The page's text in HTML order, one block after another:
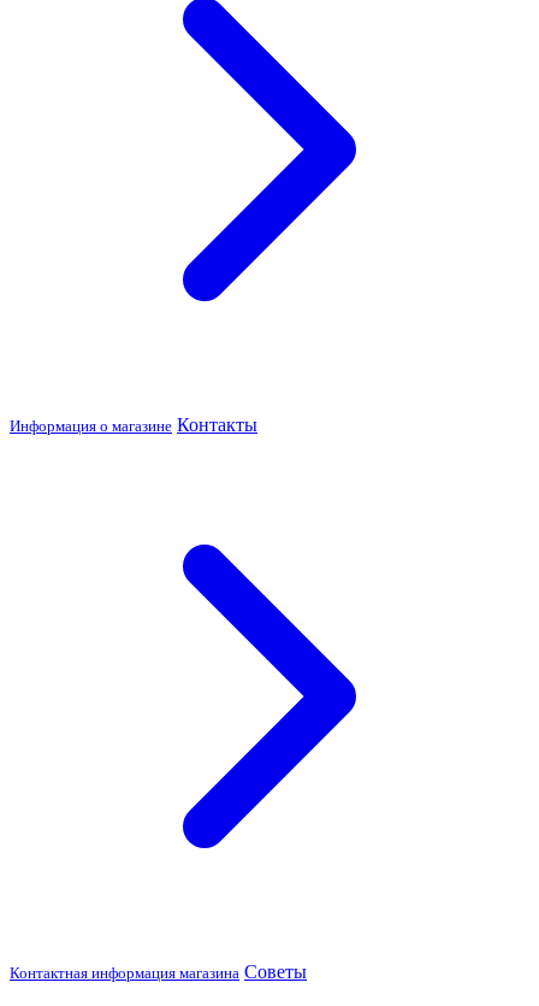
Информация о магазине Контакты
Контактная информация магазина Советы